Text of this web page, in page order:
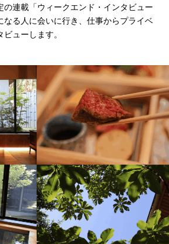
の連載「ウィークエンド・インタビュー
なる人に会いに行き、仕事からプライベ
ューします。